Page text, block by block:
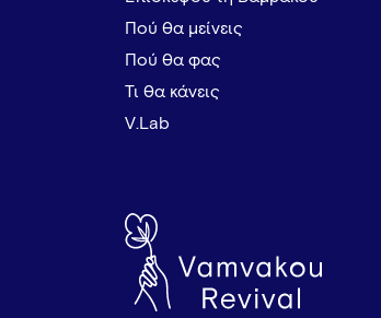
Πού θα μείνεις
Πού θα φας
Τι θα κάνεις
V.Lab